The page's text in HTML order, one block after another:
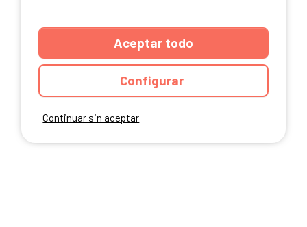
Continuar sin aceptar
Aceptar todo
Configurar